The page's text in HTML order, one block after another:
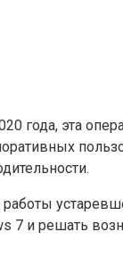
эта
7 и решать